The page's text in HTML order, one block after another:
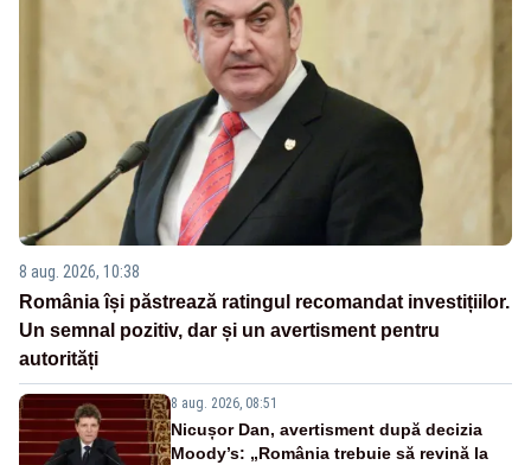
8 aug. 2026, 10:38
România își păstrează ratingul recomandat investițiilor.
Un semnal pozitiv, dar și un avertisment pentru
autorități
8 aug. 2026, 08:51
Nicușor Dan, avertisment după decizia
Moody’s: „România trebuie să revină la